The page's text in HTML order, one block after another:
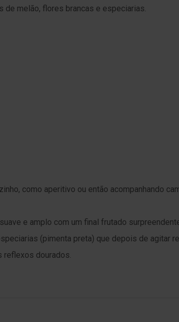
de melão, flores brancas e especiarias.
como aperitivo ou então acompanhando
e amplo com um final frutado
(pimenta preta) que depois de agitar
reflexos dourados.